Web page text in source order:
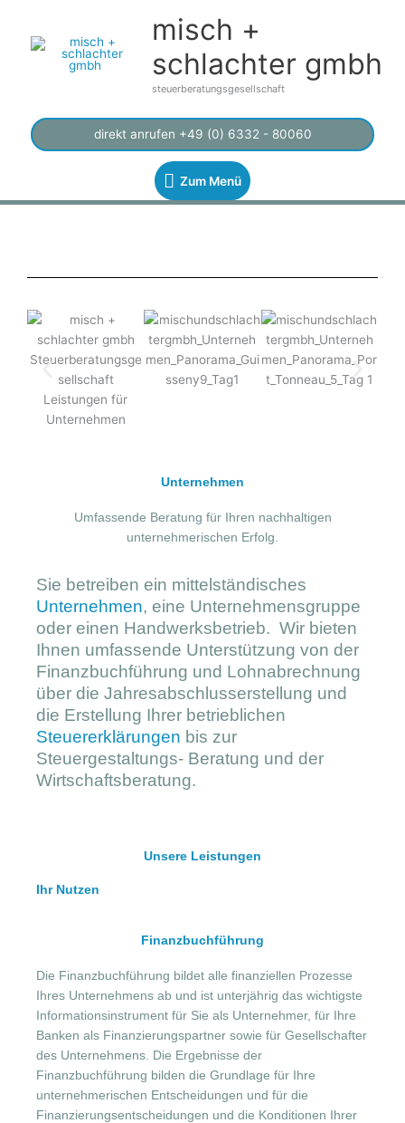
springen
misch +
schlachter gmbh
steuerberatungsgesellschaft
Zum
Menü
Zum Menü
direkt anrufen +49 (0) 6332 - 80060
Unternehmen
Umfassende Beratung für Ihren nachhaltigen
unternehmerischen Erfolg.
Sie betreiben ein mittelständisches
Unternehmen, eine Unternehmensgruppe
oder einen Handwerksbetrieb. Wir bieten
Ihnen umfassende Unterstützung von der
Finanzbuchführung und Lohnabrechnung
über die Jahresabschlusserstellung und
die Erstellung Ihrer betrieblichen
Steuererklärungen bis zur
Steuergestaltungs- Beratung und der
Wirtschaftsberatung.
Unsere Leistungen
Ihr Nutzen
Finanzbuchführung
Die Finanzbuchführung bildet alle finanziellen Prozesse
Ihres Unternehmens ab und ist unterjährig das wichtigste
Informationsinstrument für Sie als Unternehmer, für Ihre
Banken als Finanzierungspartner sowie für Gesellschafter
des Unternehmens. Die Ergebnisse der
Finanzbuchführung bilden die Grundlage für Ihre
unternehmerischen Entscheidungen und für die
Finanzierungsentscheidungen und die Konditionen Ihrer